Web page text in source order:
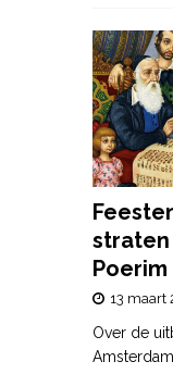
straten
Poerim
13 maart
Over de